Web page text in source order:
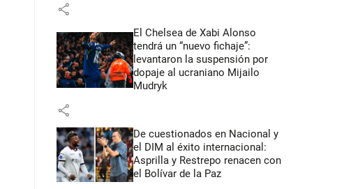
share
El Chelsea de Xabi Alonso
tendrá un “nuevo fichaje”:
levantaron la suspensión por
dopaje al ucraniano Mijailo
Mudryk
share
De cuestionados en Nacional y
el DIM al éxito internacional:
Asprilla y Restrepo renacen con
el Bolívar de la Paz